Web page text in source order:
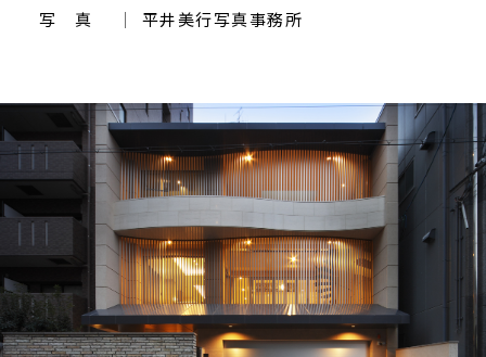
写 真
平井美行写真事務所